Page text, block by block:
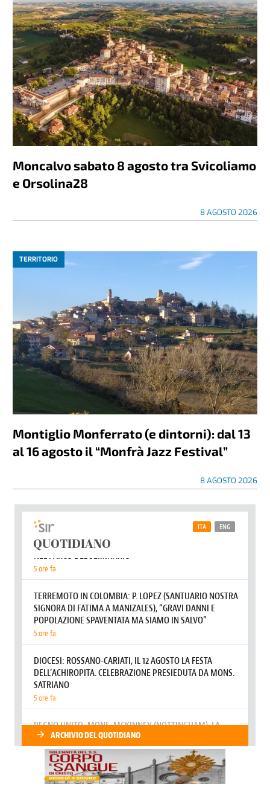
Moncalvo sabato 8 agosto tra Svicoliamo
e Orsolina28
8 AGOSTO 2026
TERRITORIO
Montiglio Monferrato (e dintorni): dal 13
al 16 agosto il “Monfrà Jazz Festival”
8 AGOSTO 2026